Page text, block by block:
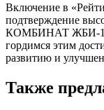
Включение в
подтверждение
КОМБИНАТ ЖБИ-1"
гордимся этим
развитию и
Также